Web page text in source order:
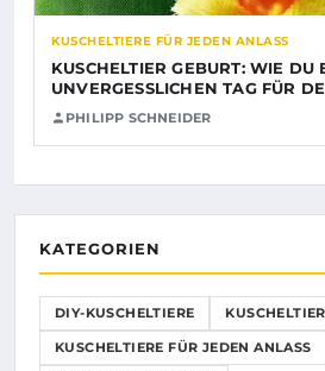
KUSCHELTIERE FÜR JEDEN ANLASS
KUSCHELTIER GEBURT: WIE DU
UNVERGESSLICHEN TAG FÜR
PHILIPP SCHNEIDER
KATEGORIEN
DIY-KUSCHELTIERE
KUSCHELTIERE FÜR JEDEN ANLASS